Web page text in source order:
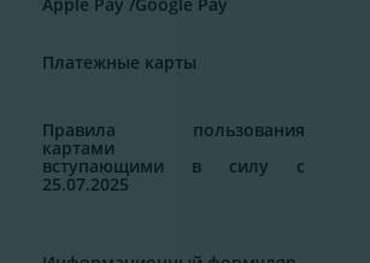
Платежные карты
Правила пользования
картами
вступающими в силу с
25.07.2025